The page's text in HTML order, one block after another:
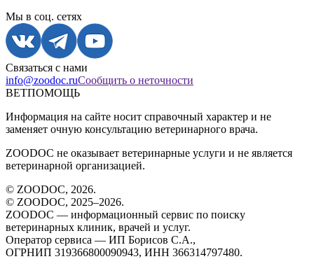
Мы в соц. сетях
Связаться с нами
info@zoodoc.ruСообщить о неточности
ВЕТПОМОЩЬ
Информация на сайте носит справочный характер и не
заменяет очную консультацию ветеринарного врача.
ZOODOC не оказывает ветеринарные услуги и не является
ветеринарной организацией.
© ZOODOC, 2026.
© ZOODOC, 2025–2026.
ZOODOC — информационный сервис по поиску
ветеринарных клиник, врачей и услуг.
Оператор сервиса — ИП Борисов С.А.,
ОГРНИП 319366800090943, ИНН 366314797480.